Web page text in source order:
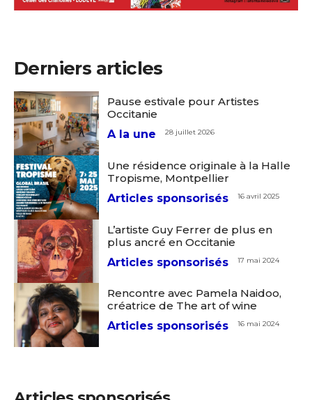
Derniers articles
Pause estivale pour Artistes
Occitanie
A la une
28 juillet 2026
Une résidence originale à la Halle
Tropisme, Montpellier
Articles sponsorisés
16 avril 2025
L’artiste Guy Ferrer de plus en
plus ancré en Occitanie
Articles sponsorisés
17 mai 2024
Rencontre avec Pamela Naidoo,
créatrice de The art of wine
Articles sponsorisés
16 mai 2024